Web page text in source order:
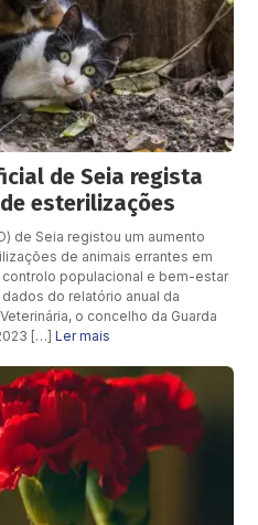
de Seia regista
esterilizações
de Seia registou um aumento
de animais errantes em
populacional e bem-estar
do relatório anual da
o concelho da Guarda
[…]Ler mais